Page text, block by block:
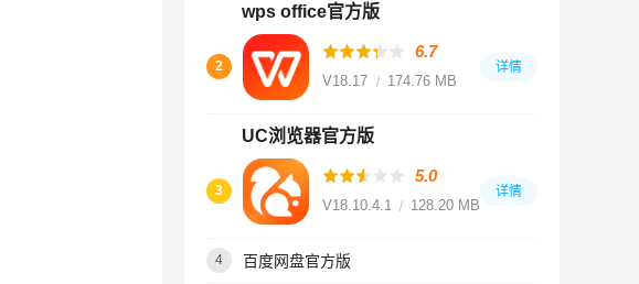
wps office官方版
2
6.7
V18.17 174.76 MB
详情
UC浏览器官方版
3
5.0
V18.10.4.1530128.20 MB
详情
4 百度网盘官方版